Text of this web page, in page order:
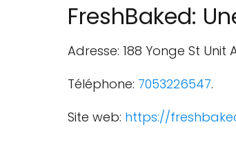
FreshBaked:
Adresse: 188 Yonge St Unit
Téléphone: 7053226547.
Site web: https://